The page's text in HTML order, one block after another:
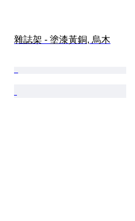
雜誌架 - 塗漆黃銅, 烏木